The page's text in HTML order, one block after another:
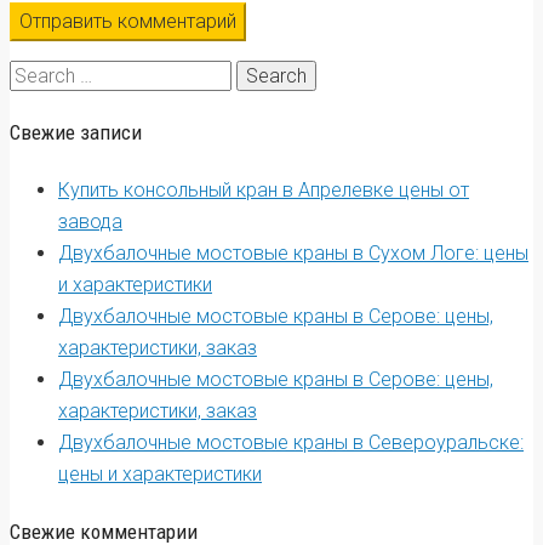
Search
Свежие записи
Купить консольный кран в Апрелевке цены от
завода
Двухбалочные мостовые краны в Сухом Логе: цены
и характеристики
Двухбалочные мостовые краны в Серове: цены,
характеристики, заказ
Двухбалочные мостовые краны в Серове: цены,
характеристики, заказ
Двухбалочные мостовые краны в Североуральске:
цены и характеристики
Свежие комментарии